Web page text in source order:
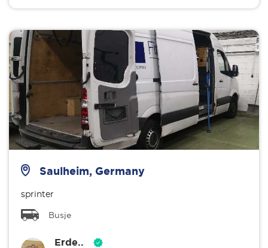
Saulheim, Germany
sprinter
Busje
Erde..